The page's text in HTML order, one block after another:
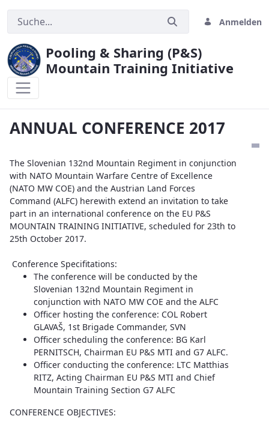
Anmelden
Pooling & Sharing (P&S)
Mountain Training Initiative
ANNUAL CONFERENCE 2017
The Slovenian 132nd Mountain Regiment in conjunction
with NATO Mountain Warfare Centre of Excellence
(NATO MW COE) and the Austrian Land Forces
Command (ALFC) herewith extend an invitation to take
part in an international conference on the EU P&S
MOUNTAIN TRAINING INITIATIVE, scheduled for 23th to
25th October 2017.
Conference Specifitations:
The conference will be conducted by the
Slovenian 132nd Mountain Regiment in
conjunction with NATO MW COE and the ALFC
Officer hosting the conference: COL Robert
GLAVAŠ, 1st Brigade Commander, SVN
Officer scheduling the conference: BG Karl
PERNITSCH, Chairman EU P&S MTI and G7 ALFC.
Officer conducting the conference: LTC Matthias
RITZ, Acting Chairman EU P&S MTI and Chief
Mountain Training Section G7 ALFC
CONFERENCE OBJECTIVES: